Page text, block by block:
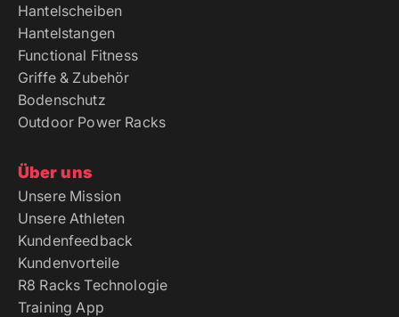
Hantelscheiben
Hantelstangen
Functional Fitness
Griffe & Zubehör
Bodenschutz
Outdoor Power Racks
Über uns
Unsere Mission
Unsere Athleten
Kundenfeedback
Kundenvorteile
R8 Racks Technologie
Training App